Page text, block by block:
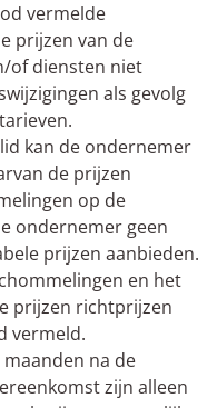
vermelde
prijzen van de
of diensten niet
als gevolg
kan de ondernemer
de prijzen
op de
ondernemer geen
prijzen aanbieden.
en het
prijzen richtprijzen
vermeld.
na de
zijn alleen